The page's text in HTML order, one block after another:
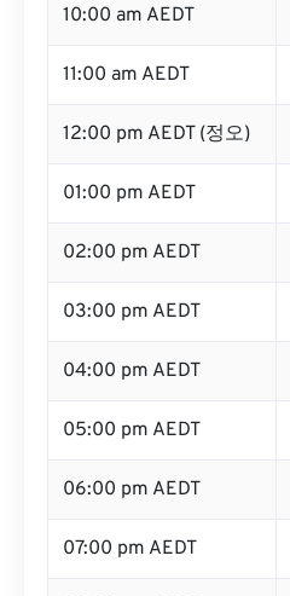
10:00 am AEDT
11:00 am AEDT
12:00 pm AEDT (정오)
01:00 pm AEDT
02:00 pm AEDT
03:00 pm AEDT
04:00 pm AEDT
05:00 pm AEDT
06:00 pm AEDT
07:00 pm AEDT